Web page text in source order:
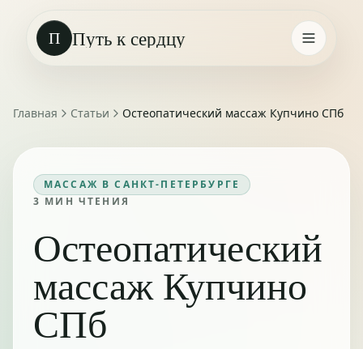
П Путь к сердцу
Главная Статьи Остеопатический массаж Купчино СПб
МАССАЖ В САНКТ-ПЕТЕРБУРГЕ
3 МИН ЧТЕНИЯ
Остеопатический
массаж Купчино
СПб